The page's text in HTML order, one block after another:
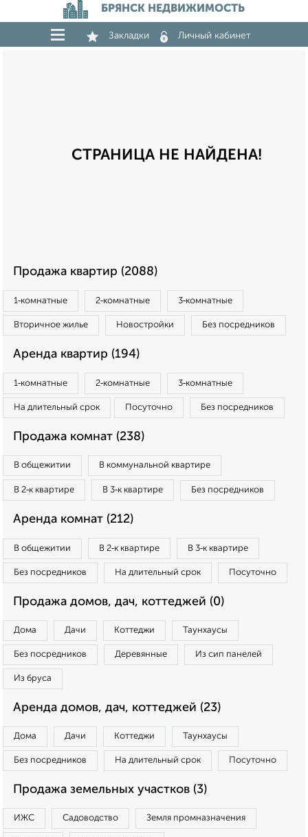
БРЯНСК НЕДВИЖИМОСТЬ
Закладки Личный кабинет
СТРАНИЦА НЕ НАЙДЕНА!
Продажа квартир (2088)
1‑комнатные 2‑комнатные 3‑комнатные
Вторичное жилье Новостройки Без посредников
Аренда квартир (194)
1‑комнатные 2‑комнатные 3‑комнатные
На длительный срок Посуточно Без посредников
Продажа комнат (238)
В общежитии В коммунальной квартире
В 2‑к квартире В 3‑к квартире Без посредников
Аренда комнат (212)
В общежитии В 2‑к квартире В 3‑к квартире
Без посредников На длительный срок Посуточно
Продажа домов, дач, коттеджей (0)
Дома Дачи Коттеджи Таунхаусы
Без посредников Деревянные Из сип панелей
Из бруса
Аренда домов, дач, коттеджей (23)
Дома Дачи Коттеджи Таунхаусы
Без посредников На длительный срок Посуточно
Продажа земельных участков (3)
ИЖС Садоводство Земля промназначения